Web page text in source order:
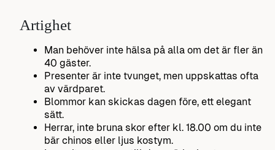
Artighet
Man behöver inte hälsa på alla om det är fler än
40 gäster.
Presenter är inte tvunget, men uppskattas ofta
av värdparet.
Blommor kan skickas dagen före, ett elegant
sätt.
Herrar, inte bruna skor efter kl. 18.00 om du inte
bär chinos eller ljus kostym.